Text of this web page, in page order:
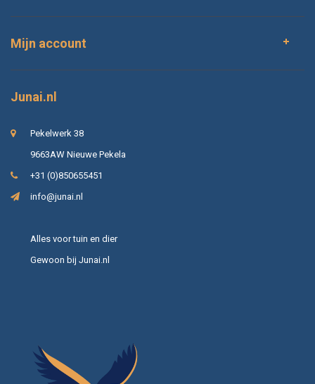
Mijn account
Junai.nl
Pekelwerk 38
9663AW Nieuwe Pekela
+31 (0)850655451
info@junai.nl
Alles voor tuin en dier
Gewoon bij Junai.nl